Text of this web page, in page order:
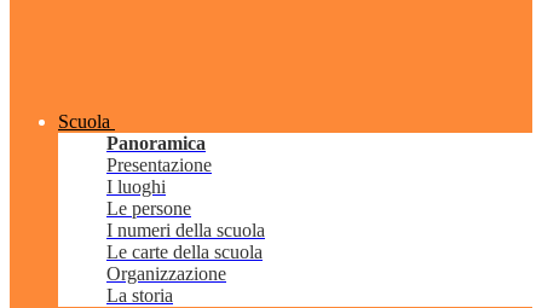
Scuola
Panoramica
Presentazione
I luoghi
Le persone
I numeri della scuola
Le carte della scuola
Organizzazione
La storia